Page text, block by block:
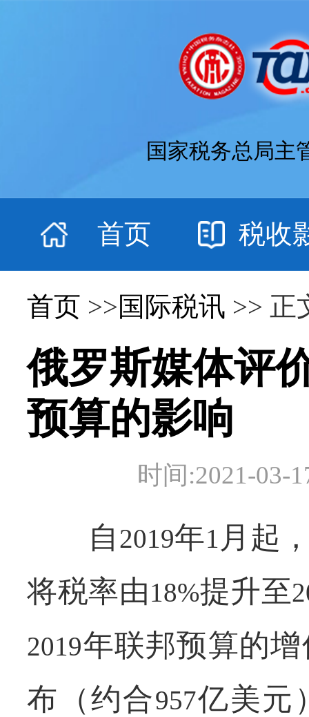
国家税务总局主
首页 税收
首页 >>国际税讯 >> 正
俄罗斯媒体评
预算的影响
时间:2021-03-
自 2019年1 月起
将税率由18%提升至
2019年联邦预算的
布（约合957亿美元